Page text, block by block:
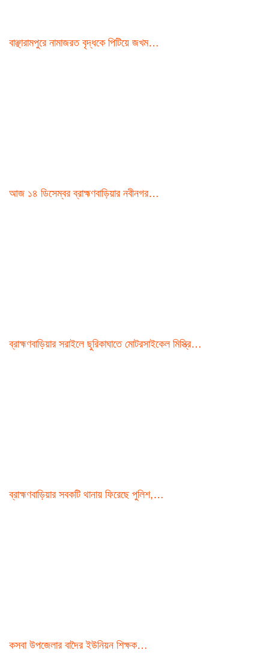
বাঞ্ছারামপুরে নামাজরত বৃদ্ধকে পিটিয়ে জখম…
আজ ১৪ ডিসেম্বর ব্রাহ্মণবাড়িয়ার নবীনগর…
ব্রাহ্মণবাড়িয়ার সরাইলে ছুরিকাঘাতে মোটরসাইকেল মিস্ত্রি…
ব্রাহ্মণবাড়িয়ার সবকটি থানায় ফিরেছে পুলিশ,…
কসবা উপজেলার বাদৈর ইউনিয়ন শিক্ষক…